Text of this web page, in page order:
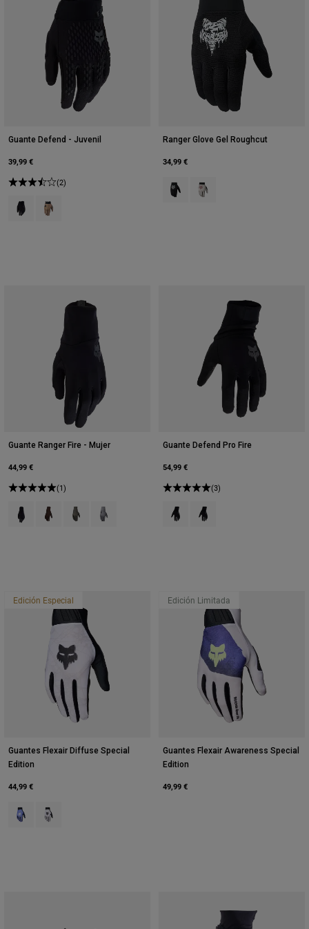
Guante Defend - Juvenil
39,99 €
(2)
Product swatch type of Negro.
Product swatch type of Marrón Azúcar.
Ranger Glove Gel Roughcut
34,99 €
Product swatch type of Negro.
Product swatch type of
Guante Ranger Fire - Mujer
44,99 €
(1)
Product swatch type of Negro.
Product swatch type of Marrón cacao.
Product swatch type of Verde militar.
Product swatch type of Gris Peltre.
Guante Defend Pro Fire
54,99 €
(3)
Product swatch type of Negro.
Product swatch type of
Edición Especial
Guantes Flexair Diffuse Special
Edition
44,99 €
Product swatch type of Arándano.
Product swatch type of Blanco.
Edición Limitada
Guantes Flexair Awareness Special
Edition
49,99 €